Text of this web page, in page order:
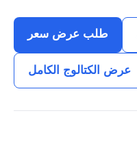
طلب عرض سعر
عرض الكتالوج الكامل